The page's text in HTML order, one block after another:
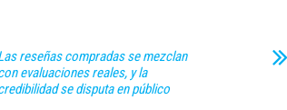
reseñas compradas se mezclan
evaluaciones reales, y la
se disputa en público